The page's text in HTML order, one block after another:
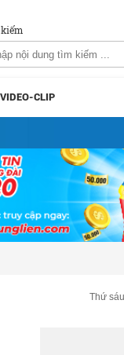
VIDEO-CLIP
Thứ